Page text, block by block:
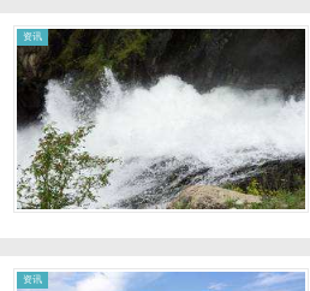
资讯
资讯